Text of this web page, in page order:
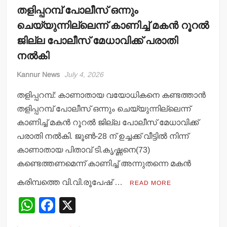
തളിപ്പറമ്പ് പോലീസ് ഒന്നും
ചെയ്യുന്നില്ലെന്ന് കാണിച്ച് മകന്‍ റൂറല്‍
ജില്ല പോലീസ് മേധാവിക്ക് പരാതി
നല്‍കി
Kannur News July 4, 2026
തളിപ്പറമ്പ്: കാണാതായ വയോധികനെ കണ്ടത്താന്‍
തളിപ്പറമ്പ് പോലീസ് ഒന്നും ചെയ്യുന്നില്ലെന്ന്
കാണിച്ച് മകന്‍ റൂറല്‍ ജില്ല പോലീസ് മേധാവിക്ക്
പരാതി നല്‍കി. ജൂണ്‍-28 ന് ഉച്ചക്ക് വീട്ടില്‍ നിന്ന്
കാണാതായ പിതാവ് ടി.കൃഷ്ണനെ(73)
കണ്ടെത്തണമെന്ന് കാണിച്ച് അന്നുതന്നെ മകന്‍
കരിമ്പത്തെ വി.വി.രൂപേഷ് … READ MORE
W
F